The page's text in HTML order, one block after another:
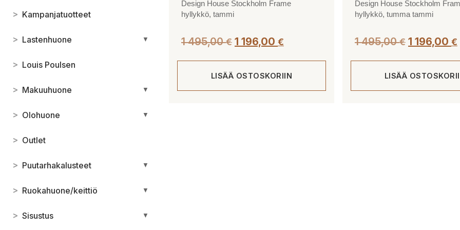
> Kampanjatuotteet
> Lastenhuone ▼
> Louis Poulsen
> Makuuhuone ▼
> Olohuone ▼
> Outlet
> Puutarhakalusteet ▼
> Ruokahuone/keittiö ▼
> Sisustus ▼
Design House Stockholm Frame
hyllykkö, tammi
1 495,00€ 1 196,00 €
LISÄÄ OSTOSKORIIN
Design House Stockholm
hyllykkö, tumma tammi
1 495,00€ 1 196,00 €
LISÄÄ